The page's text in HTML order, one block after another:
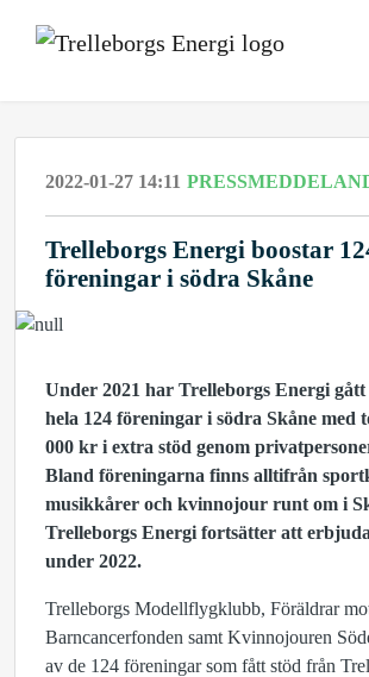
2022-01-27 14:11
Trelleborgs Energi boostar
föreningar i södra Skåne
Under 2021 har Trelleborgs Energi
hela 124 föreningar i södra Skåne med
000 kr i extra stöd genom
Bland föreningarna finns alltifrån
musikkårer och kvinnojour runt om i
Trelleborgs Energi fortsätter att
under 2022.
Trelleborgs Modellflygklubb, Föräldrar
Barncancerfonden samt Kvinnojouren
av de 124 föreningar som fått stöd från